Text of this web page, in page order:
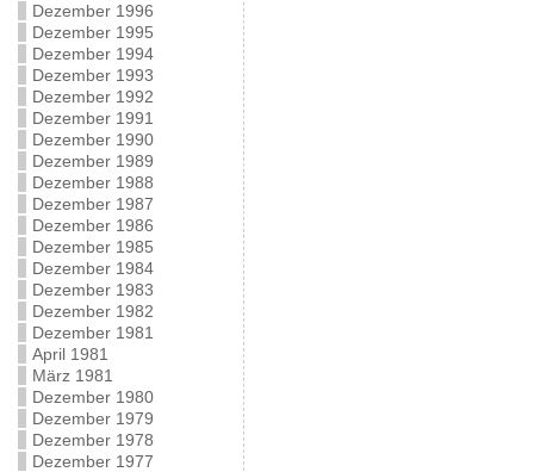
Dezember 1996
Dezember 1995
Dezember 1994
Dezember 1993
Dezember 1992
Dezember 1991
Dezember 1990
Dezember 1989
Dezember 1988
Dezember 1987
Dezember 1986
Dezember 1985
Dezember 1984
Dezember 1983
Dezember 1982
Dezember 1981
April 1981
März 1981
Dezember 1980
Dezember 1979
Dezember 1978
Dezember 1977